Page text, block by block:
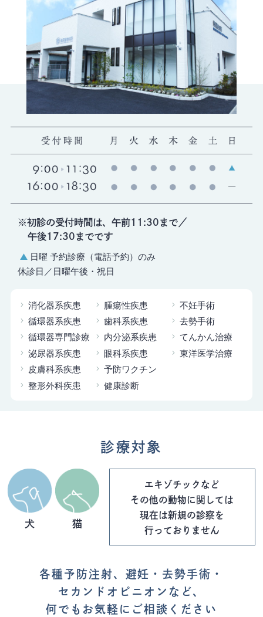
※初診の受付時間は、午前11:30まで／
午後17:30までです
日曜 予約診療（電話予約）のみ
休診日／日曜午後・祝日
消化器系疾患
循環器系疾患
循環器専門診療
泌尿器系疾患
皮膚科系疾患
整形外科疾患
腫瘍性疾患
歯科系疾患
内分泌系疾患
眼科系疾患
予防ワクチン
健康診断
不妊手術
去勢手術
てんかん治療
東洋医学治療
診療対象
犬 猫
エキゾチックなど
その他の動物に関しては
現在は新規の診察を
行っておりません
各種予防注射、避妊・去勢手術・
セカンドオピニオンなど、
何でもお気軽にご相談ください